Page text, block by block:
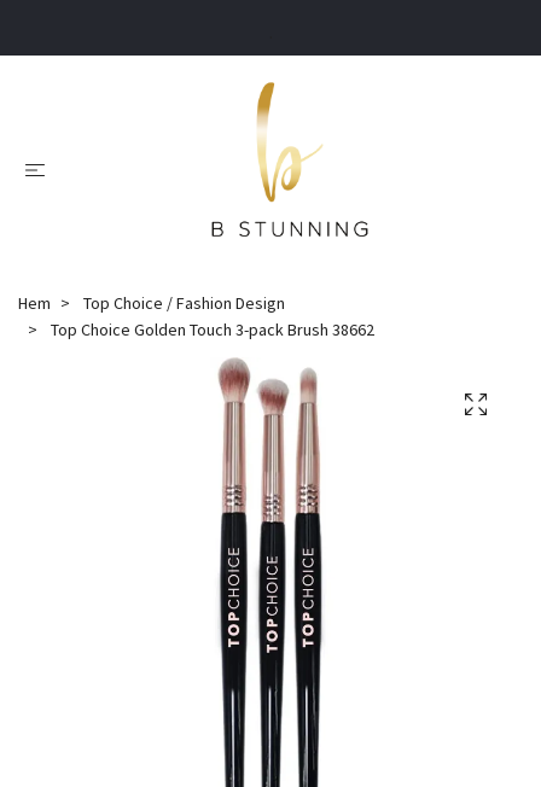
Hem
Top Choice / Fashion Design
Top Choice Golden Touch 3-pack Brush 38662